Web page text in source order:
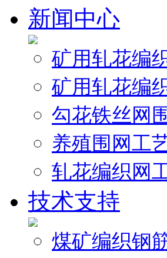
新闻中心
矿用轧花编
矿用轧花编
勾花铁丝网
养殖围网工
轧花编织网
技术支持
煤矿编织钢